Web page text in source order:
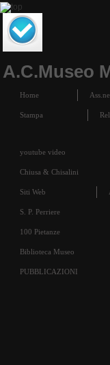
A.C.Museo
Home Ass.ne
Stampa
youtube video
Chiusa & Chisalini
Siti Web
S. P. Perriere
100 Pietanze
Biblioteca Museo
PUBBLICAZIONI